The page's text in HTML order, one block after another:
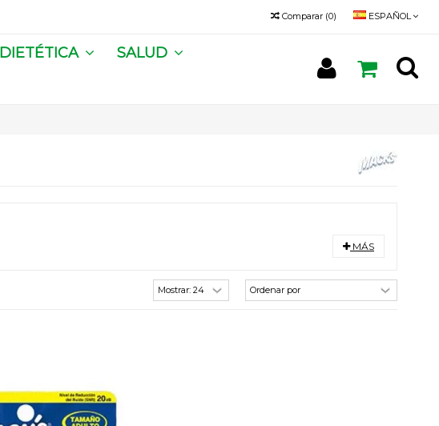
ESPAÑOL
Comparar (0)
DIETÉTICA
SALUD
MÁS